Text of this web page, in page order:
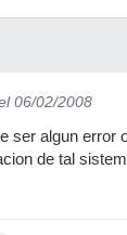
06/02/2008
ser algun error
de tal